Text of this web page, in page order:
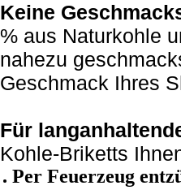
Keine
% aus Naturkohle
nahezu
Geschmack Ihres
Für
Kohle-Briketts
Per Feuerzeug